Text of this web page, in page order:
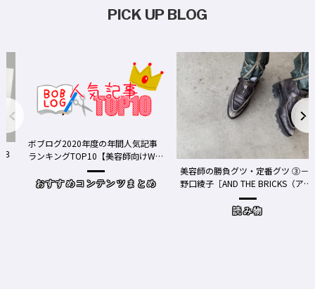
PICK UP BLOG
ボブログ2020年度の年間人気記事
ランキングTOP10【美容師向けWe
おすすめコンテンツまとめ
美容師の勝負グツ・定番グツ ③－
野口綾子［AND THE BRICKS（アン
ドザブリックス）／神奈川県鎌倉
読み物